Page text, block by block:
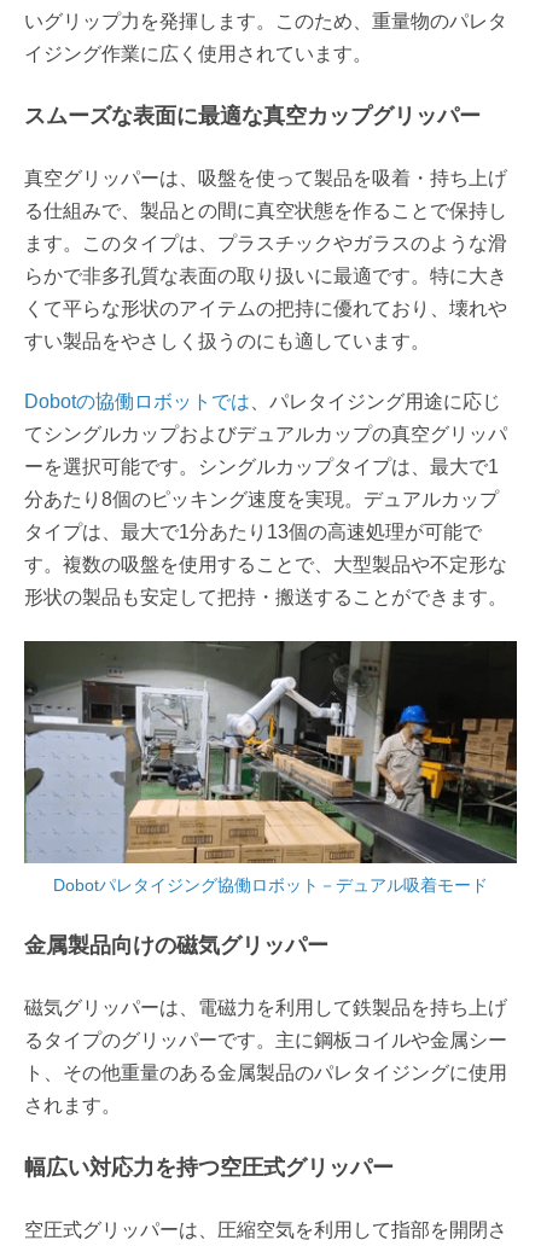
いグリップ力を発揮します。このため、重量物のパレタ
イジング作業に広く使用されています。
スムーズな表面に最適な真空カップグリッパー
真空グリッパーは、吸盤を使って製品を吸着・持ち上げ
る仕組みで、製品との間に真空状態を作ることで保持し
ます。このタイプは、プラスチックやガラスのような滑
らかで非多孔質な表面の取り扱いに最適です。特に大き
くて平らな形状のアイテムの把持に優れており、壊れや
すい製品をやさしく扱うのにも適しています。
Dobotの協働ロボットでは 、パレタイジング用途に応じ
てシングルカップおよびデュアルカップの真空グリッパ
ーを選択可能です。シングルカップタイプは、最大で1
分あたり8個のピッキング速度を実現。デュアルカップ
タイプは、最大で1分あたり13個の高速処理が可能で
す。複数の吸盤を使用することで、大型製品や不定形な
形状の製品も安定して把持・搬送することができます。
Dobotパレタイジング協働ロボット－デュアル吸着モード
金属製品向けの磁気グリッパー
磁気グリッパーは、電磁力を利用して鉄製品を持ち上げ
るタイプのグリッパーです。主に鋼板コイルや金属シー
ト、その他重量のある金属製品のパレタイジングに使用
されます。
幅広い対応力を持つ空圧式グリッパー
空圧式グリッパーは、圧縮空気を利用して指部を開閉さ